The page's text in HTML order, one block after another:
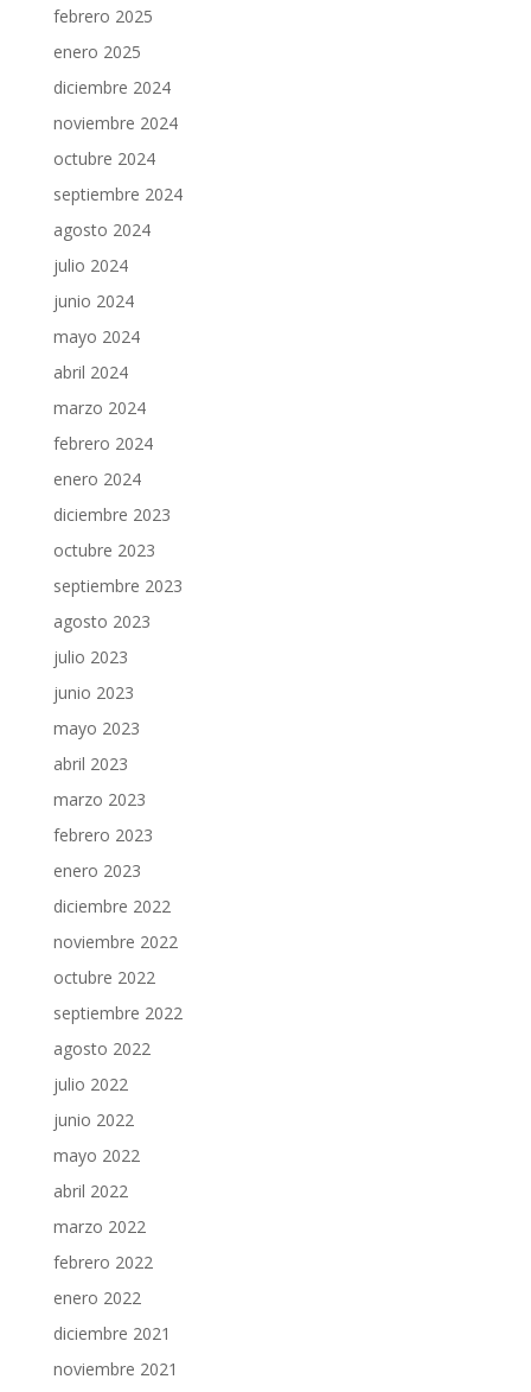
febrero 2025
enero 2025
diciembre 2024
noviembre 2024
octubre 2024
septiembre 2024
agosto 2024
julio 2024
junio 2024
mayo 2024
abril 2024
marzo 2024
febrero 2024
enero 2024
diciembre 2023
octubre 2023
septiembre 2023
agosto 2023
julio 2023
junio 2023
mayo 2023
abril 2023
marzo 2023
febrero 2023
enero 2023
diciembre 2022
noviembre 2022
octubre 2022
septiembre 2022
agosto 2022
julio 2022
junio 2022
mayo 2022
abril 2022
marzo 2022
febrero 2022
enero 2022
diciembre 2021
noviembre 2021